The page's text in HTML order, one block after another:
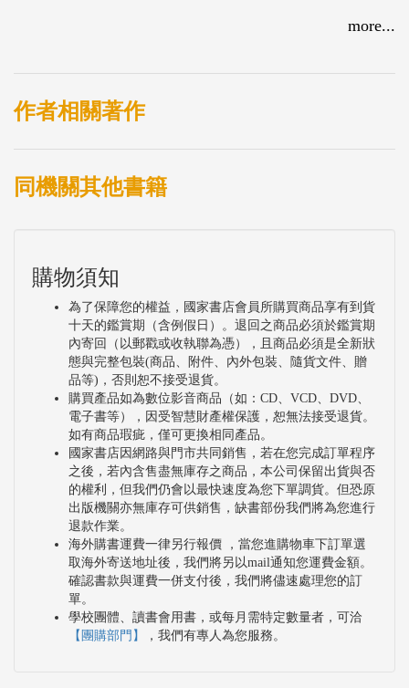
more...
作者相關著作
同機關其他書籍
購物須知
為了保障您的權益，國家書店會員所購買商品享有到貨
十天的鑑賞期（含例假日）。退回之商品必須於鑑賞期
內寄回（以郵戳或收執聯為憑），且商品必須是全新狀
態與完整包裝(商品、附件、內外包裝、隨貨文件、贈
品等)，否則恕不接受退貨。
購買產品如為數位影音商品（如：CD、VCD、DVD、
電子書等），因受智慧財產權保護，恕無法接受退貨。
如有商品瑕疵，僅可更換相同產品。
國家書店因網路與門市共同銷售，若在您完成訂單程序
之後，若內含售盡無庫存之商品，本公司保留出貨與否
的權利，但我們仍會以最快速度為您下單調貨。但恐原
出版機關亦無庫存可供銷售，缺書部份我們將為您進行
退款作業。
海外購書運費一律另行報價 ，當您進購物車下訂單選
取海外寄送地址後，我們將另以mail通知您運費金額。
確認書款與運費一併支付後，我們將儘速處理您的訂
單。
學校團體、讀書會用書，或每月需特定數量者，可洽
【團購部門】
，我們有專人為您服務。